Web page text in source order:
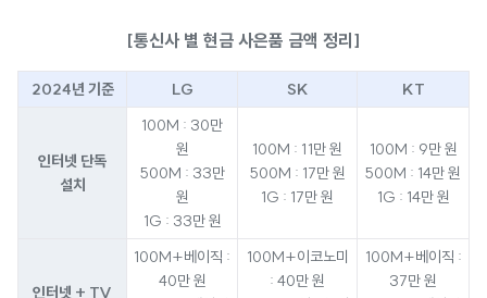
[통신사 별 현금 사은품 금액 정리]
2024년 기준 LG SK KT
인터넷 단독
설치
100M : 30만
원
500M : 33만
원
1G : 33만 원
100M : 11만 원
500M : 17만 원
1G : 17만 원
100M : 9만 원
500M : 14만 원
1G : 14만 원
인터넷 + TV
100M+베이직 :
40만 원
100M+이코노미
: 40만 원
100M+베이직 :
37만 원